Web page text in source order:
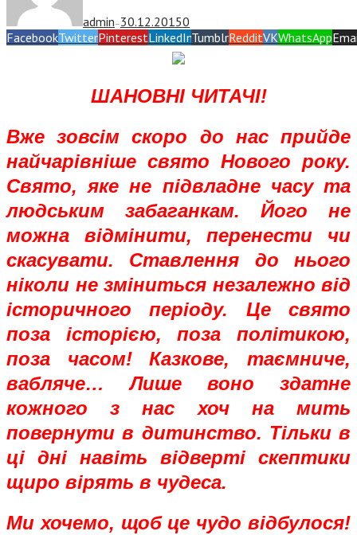
admin — 30.12.20150
FacebookTwitterPinterestLinkedInTumblrRedditVKWhatsApp
ШАНОВНІ ЧИТАЧІ!
Вже зовсім скоро до нас прийде
найчарівніше свято Нового року.
Свято, яке не підвладне часу та
людським забаганкам. Його не
можна відмінити, перенести чи
скасувати. Ставлення до нього
ніколи не зміниться незалежно від
історичного періоду. Це свято
поза історією, поза політикою,
поза часом! Казкове, таємниче,
вабляче… Лише воно здатне
кожного з нас хоч на мить
повернути в дитинство. Тільки в
ці дні навіть відверті скептики
щиро вірять в чудеса.
Ми хочемо, щоб це чудо відбулося!